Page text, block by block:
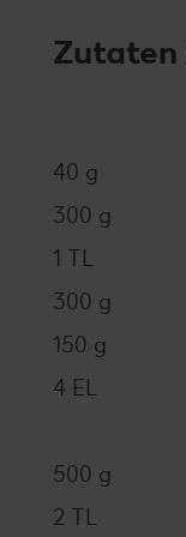
Zutaten
40 g
300 g
1 TL
300 g
150 g
4 EL
500 g
2 TL